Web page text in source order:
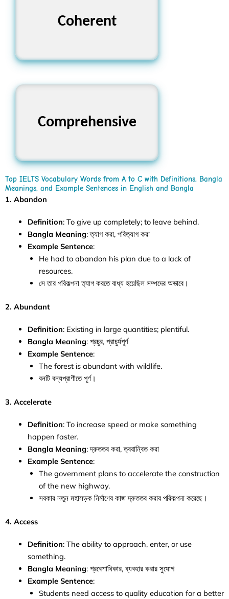
Coherent
সংগতিপূর্ণ, সুসংগঠিত
Comprehensive
বিস্তৃত, ব্যাপক
Top IELTS Vocabulary Words from A to C with Definitions, Bangla
Meanings, and Example Sentences in English and Bangla
1. Abandon
Definition: To give up completely; to leave behind.
Bangla Meaning: ত্যাগ করা, পরিত্যাগ করা
Example Sentence:
He had to abandon his plan due to a lack of
resources.
সে তার পরিকল্পনা ত্যাগ করতে বাধ্য হয়েছিল সম্পদের অভাবে।
2. Abundant
Definition: Existing in large quantities; plentiful.
Bangla Meaning: প্রচুর, প্রাচুর্যপূর্ণ
Example Sentence:
The forest is abundant with wildlife.
বনটি বন্যপ্রাণীতে পূর্ণ।
3. Accelerate
Definition: To increase speed or make something
happen faster.
Bangla Meaning: দ্রুততর করা, ত্বরান্বিত করা
Example Sentence:
The government plans to accelerate the construction
of the new highway.
সরকার নতুন মহাসড়ক নির্মাণের কাজ দ্রুততর করার পরিকল্পনা করেছে।
4. Access
Definition: The ability to approach, enter, or use
something.
Bangla Meaning: প্রবেশাধিকার, ব্যবহার করার সুযোগ
Example Sentence:
Students need access to quality education for a better